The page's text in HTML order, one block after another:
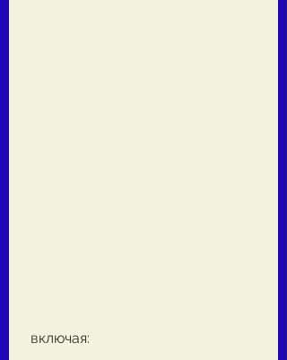
включая: